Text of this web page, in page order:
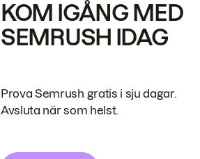
KOM IGÅNG MED
SEMRUSH IDAG
Prova Semrush gratis i sju dagar.
Avsluta när som helst.